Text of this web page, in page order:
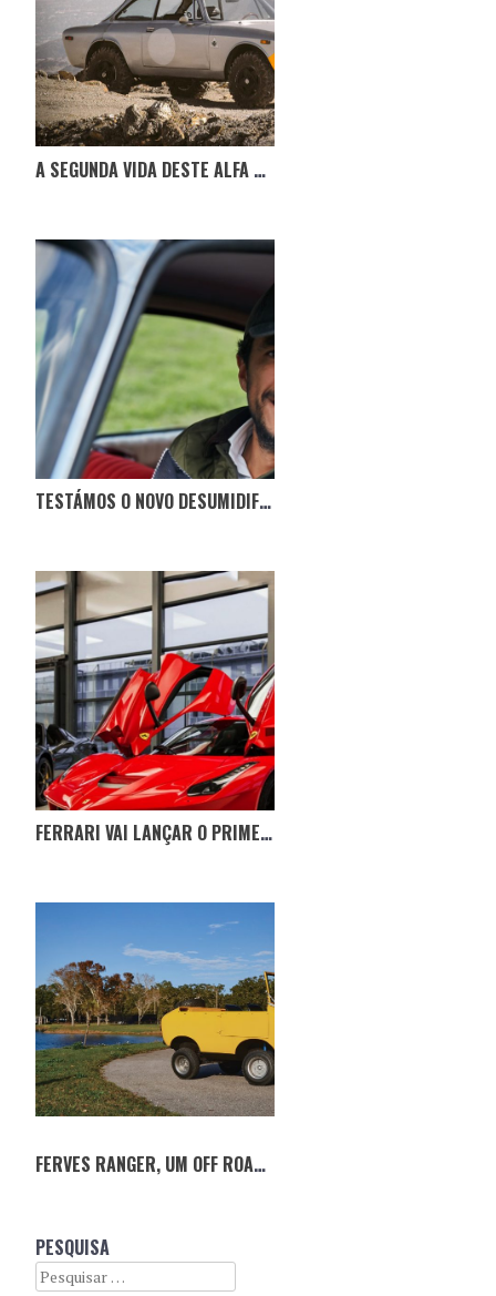
A SEGUNDA VIDA DESTE ALFA ROMEO GTV
TESTÁMOS O NOVO DESUMIDIFICADOR NO CITROËN BOCA DE SAPO
FERRARI VAI LANÇAR O PRIMEIRO MODELO ELÉTRICO
FERVES RANGER, UM OFF ROAD FORA DO COMUM
PESQUISA
Search